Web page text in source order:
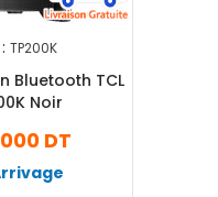
TP200K
Bluetooth TCL
Noir
DT